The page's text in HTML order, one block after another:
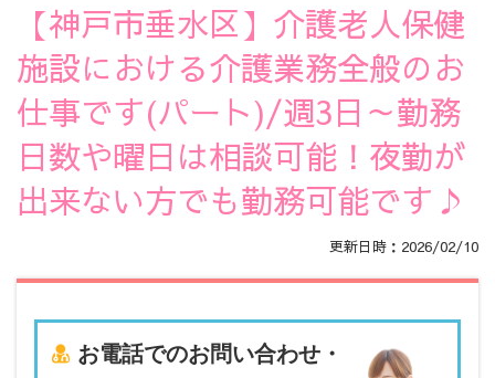
【神戸市垂水区】介護老人保健
施設における介護業務全般のお
仕事です(パート)/週3日～勤務
日数や曜日は相談可能！夜勤が
出来ない方でも勤務可能です♪
更新日時：2026/02/10
お電話でのお問い合わせ・